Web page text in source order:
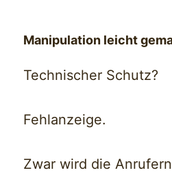
Manipulation leicht
Technischer Schutz?
Fehlanzeige.
Zwar wird die